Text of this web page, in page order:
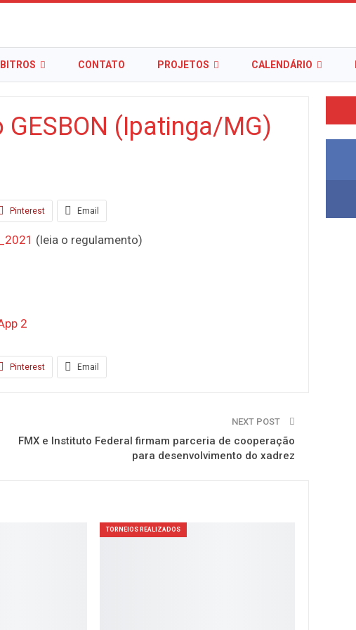
CONTATO PROJETOS CALENDÁRIO
(Ipatinga/MG)
Pinterest Email
(leia o regulamento)
Pinterest Email
NEXT POST
FMX e Instituto Federal firmam parceria de cooperação
para desenvolvimento do xadrez
TORNEIOS REALIZADOS